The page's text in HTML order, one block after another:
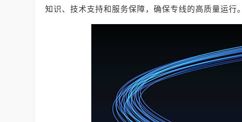
知识、技术支持和服务保障，确保专线的高质量运行。